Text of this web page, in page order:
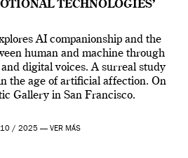
TECHNOLOGIES’
AI companionship and the
human and machine through
digital voices. A surreal study
the age of artificial affection. On
Gallery in San Francisco.
/ 2025 — VER MÁS